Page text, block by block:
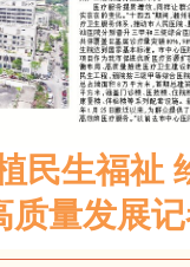
民生福祉
量发展记